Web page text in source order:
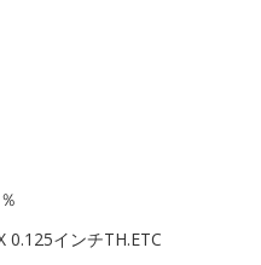
0.125インチTH.ETC